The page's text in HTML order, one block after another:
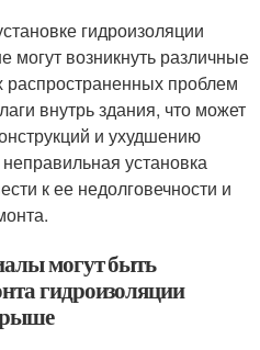
гидроизоляции
возникнуть различные
проблем
внутрь здания, что может
и ухудшению
установка
к ее недолговечности и
могут быть
гидроизоляции